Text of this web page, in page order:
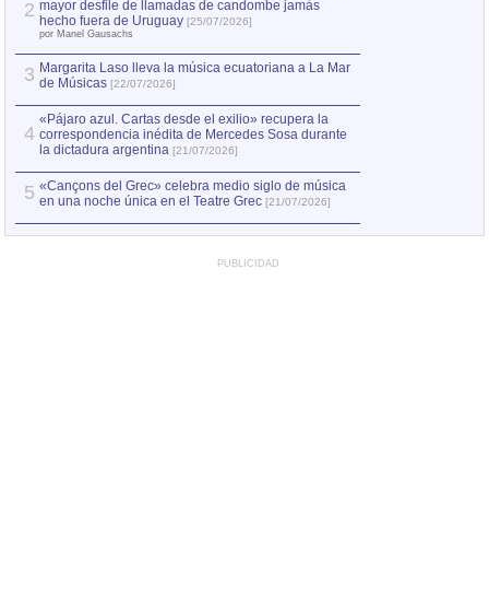
2 mayor desfile de llamadas de candombe jamás
hecho fuera de Uruguay [25/07/2026]
por Manel Gausachs
3 Margarita Laso lleva la música ecuatoriana a La Mar
de Músicas [22/07/2026]
4
«Pájaro azul. Cartas desde el exilio» recupera la
correspondencia inédita de Mercedes Sosa durante
la dictadura argentina [21/07/2026]
5 «Cançons del Grec» celebra medio siglo de música
en una noche única en el Teatre Grec [21/07/2026]
PUBLICIDAD